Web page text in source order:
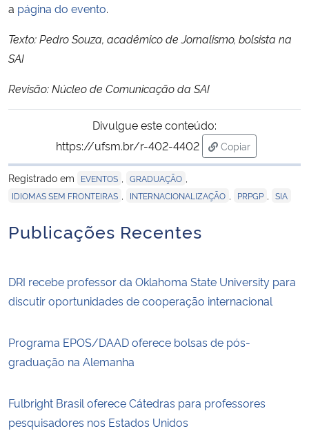
a página do evento.
Texto: Pedro Souza, acadêmico de Jornalismo, bolsista na
SAI
Revisão: Núcleo de Comunicação da SAI
Divulgue este conteúdo:
https://ufsm.br/r-402-4402
Copiar
para área de
Registrado em
EVENTOS GRADUAÇÃO
IDIOMAS SEM FRONTEIRAS INTERNACIONALIZAÇÃO PRPGP SIA
Publicações Recentes
DRI recebe professor da Oklahoma State University para
discutir oportunidades de cooperação internacional
Programa EPOS/DAAD oferece bolsas de pós-
graduação na Alemanha
Fulbright Brasil oferece Cátedras para professores
pesquisadores nos Estados Unidos